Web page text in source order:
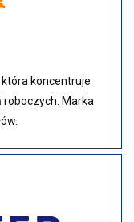
koncentruje
Marka